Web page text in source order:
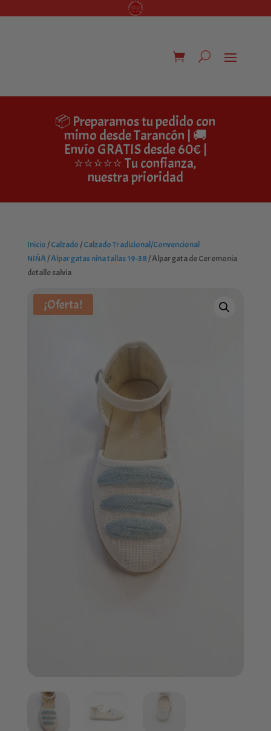
📦 Preparamos tu pedido con
mimo desde Tarancón | 🚚
Envío GRATIS desde 60€ |
⭐⭐⭐⭐⭐ Tu confianza,
nuestra prioridad
Inicio /Calzado /Calzado Tradicional/Convencional
NIÑA/Alpargatas niña tallas 19-38/ Alpargata de Ceremonia
detalle salvia
¡Oferta!